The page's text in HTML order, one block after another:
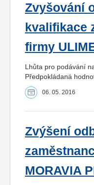
Zvyšování
kvalifikace
firmy
Lhůta pro podávání
Předpokládaná
06. 05. 2016
Zvýšení
MORAVIA